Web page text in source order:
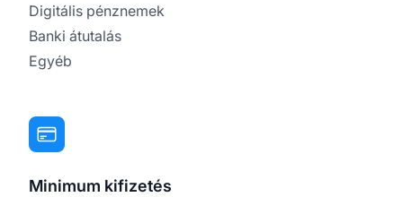
Digitális pénznemek
Banki átutalás
Egyéb
Minimum kifizetés